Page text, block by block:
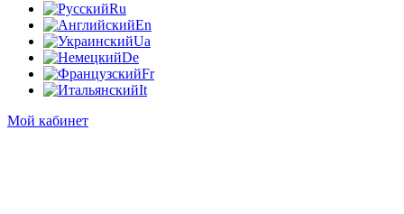
Ru
En
Ua
De
Fr
It
Мой кабинет